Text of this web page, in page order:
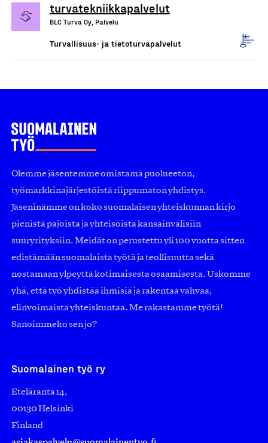
turvatekniikkapalvelut
BLC Turva Oy, Palvelu
Turvallisuus- ja tietoturvapalvelut
Olemme jäsentemme omistama puolueeton,
työmarkkinajärjestöistä riippumaton yhdistys.
Jäseninämme on koko suomalaisen yhteiskunnan kirjo
pienistä pajoista ja yhteisöistä kansainvälisiin
suuryrityksiin. Meidät on perustettu yli 100 vuotta sitten
edistämään suomalaista työtä ja teollisuutta sekä
nostamaan ylpeyttä kotimaisesta osaamisesta. Uskomme
yhä, että työ yhdistää ihmisiä ja rakentaa vahvaa,
elinvoimaista yhteiskuntaa. Me rakastamme työtä!
Sanoimmeko sen jo?
Suomalainen työ ry
Eteläranta 14,
00130 Helsinki
Finland